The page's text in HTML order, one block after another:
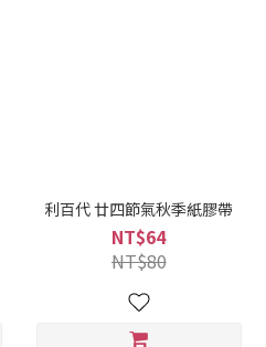
利百代 廿四節氣秋季紙膠帶
NT$64
NT$80